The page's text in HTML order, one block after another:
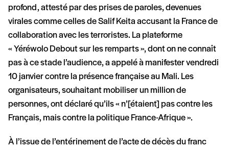
profond, attesté par des prises de paroles, devenues
virales comme celles de Salif Keita accusant la France de
collaboration avec les terroristes. La plateforme
« Yéréwolo Debout sur les remparts », dont on ne connaît
pas à ce stade l’audience, a appelé à manifester vendredi
10 janvier contre la présence française au Mali. Les
organisateurs, souhaitant mobiliser un million de
personnes, ont déclaré qu’ils « n’[étaient] pas contre les
Français, mais contre la politique France-Afrique ».
À l’issue de l’entérinement de l’acte de décès du franc